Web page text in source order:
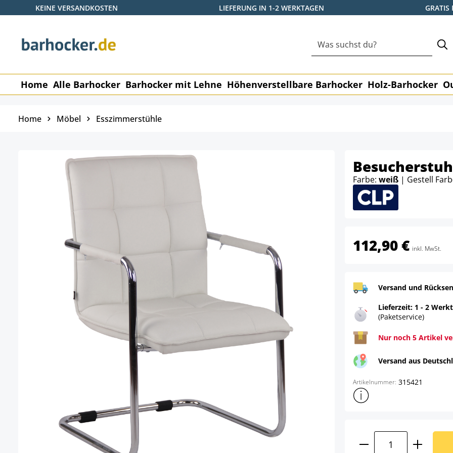
Hauptinhalt springen
Zur Suche springen
Zur Hauptnavigation springen
KEINE VERSANDKOSTEN LIEFERUNG IN 1-2 WERKTAGEN GRATIS
Home Alle Barhocker Barhocker mit Lehne Höhenverstellbare Barhocker Holz-Barhocker
Home Möbel Esszimmerstühle
Farbe: weiß | Gestell
112,90 € inkl. MwSt.
Versand und
Lieferzeit: 1 - 2
(Paketservice)
Nur noch 5 Artikel
Versand aus
Artikelnummer: 315421
Weitere
Produkt Anzahl: